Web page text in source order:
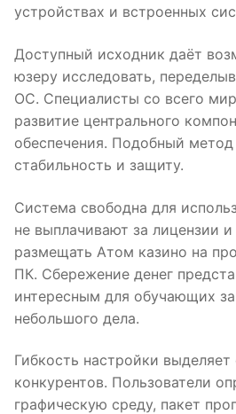
устройствах и встроенных
Доступный исходник даёт
юзеру исследовать,
ОС. Специалисты со всего
развитие центрального
обеспечения. Подобный метод
стабильность и защиту.
Система свободна для
не выплачивают за лицензии
размещать Aтом казино на
ПК. Сбережение денег
интересным для обучающих
небольшого дела.
Гибкость настройки
конкурентов. Пользователи
графическую среду, пакет